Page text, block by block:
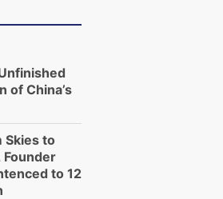
of China’s
Skies to
Founder
to 12